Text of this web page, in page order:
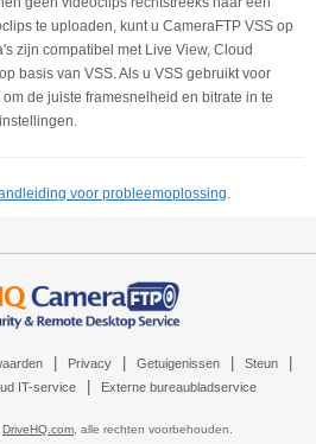
te uploaden, kunt u CameraFTP VSS op
zijn compatibel met Live View, Cloud
basis van VSS. Als u VSS gebruikt voor
de juiste framesnelheid en bitrate in te
voor probleemoplossing
| Privacy | Getuigenissen | Steun |
IT-service | Externe bureaubladservice
DriveHQ.com , alle rechten voorbehouden.